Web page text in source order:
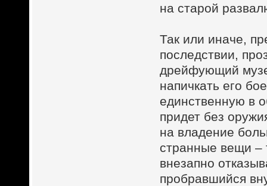
на старой
Так или иначе,
последствии,
дрейфующий
напичкать его
единственную в
придет без
на владение
странные вещи –
внезапно
пробравшийся